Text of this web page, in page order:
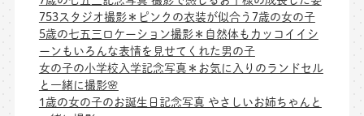
753スタジオ撮影＊ピンクの衣装が似合う7歳の女の子
5歳の七五三ロケーション撮影＊自然体もカッコイイシ
ーンもいろんな表情を見せてくれた男の子
女の子の小学校入学記念写真＊お気に入りのランドセル
と一緒に撮影🌸
1歳の女の子のお誕生日記念写真 やさしいお姉ちゃんと